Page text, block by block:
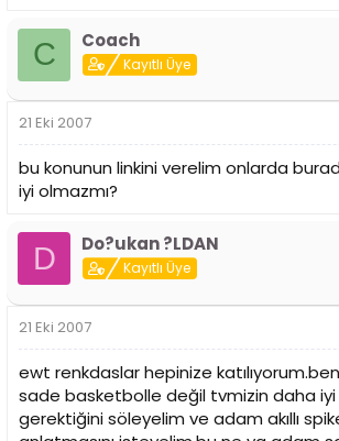
C Coach
Kayıtlı Üye
21 Eki 2007
bu konunun linkini verelim onlarda
iyi olmazmı?
D Do?ukan ?LDAN
Kayıtlı Üye
21 Eki 2007
ewt renkdaslar hepinize
sade basketbolle değil tvmizin daha iyi
gerektiğini söleyelim ve adam akıllı